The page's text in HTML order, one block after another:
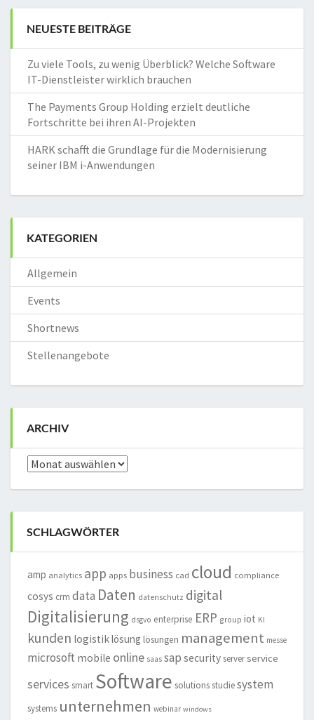
NEUESTE BEITRÄGE
Zu viele Tools, zu wenig Überblick? Welche Software
IT-Dienstleister wirklich brauchen
The Payments Group Holding erzielt deutliche
Fortschritte bei ihren AI-Projekten
HARK schafft die Grundlage für die Modernisierung
seiner IBM i-Anwendungen
KATEGORIEN
Allgemein
Events
Shortnews
Stellenangebote
ARCHIV
Archiv
SCHLAGWÖRTER
amp analytics app apps business cad cloud compliance
cosys crm data Daten datenschutz digital
Digitalisierung dsgvo enterprise ERP group iot KI
kunden logistiklösung lösungen management messe
microsoft mobile online saas sap security serverservice
services smart Software solutions studiesystem
systems unternehmen webinar windows